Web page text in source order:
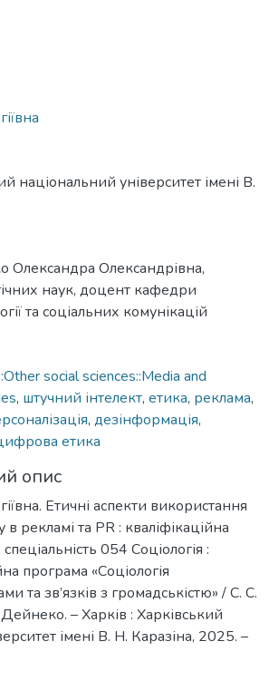
національний університет імені В.
Олександра Олександрівна,
наук, доцент кафедри
та соціальних комунікацій
social sciences::Media and
, штучний інтелект, етика, реклама,
, дезінформація,
етика
опис
Етичні аспекти використання
в рекламі та PR : кваліфікаційна
054 Соціологія :
програма «Соціологія
та зв’язків з громадськістю» / С. С.
– Харків : Харківський
імені В. Н. Каразіна, 2025. –